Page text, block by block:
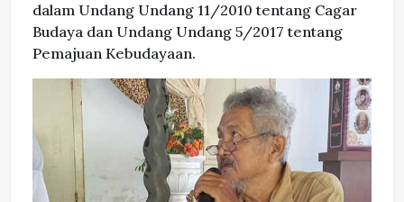
dalam Undang Undang 11/2010 tentang Cagar
Budaya dan Undang Undang 5/2017 tentang
Pemajuan Kebudayaan.